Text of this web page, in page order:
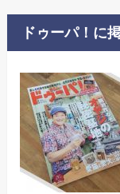
ドゥーパ！に